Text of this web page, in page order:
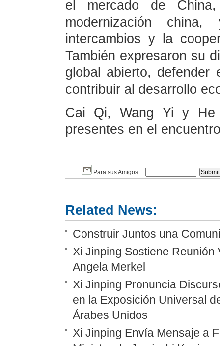
el mercado de
modernización
intercambios y la
También expresaron su
global abierto, defender
contribuir al desarrollo
Cai Qi, Wang Yi y He
presentes en el
Para sus Amigos
Related News:
Construir Juntos una
Xi Jinping Sostiene Reunión
Angela Merkel
Xi Jinping Pronuncia
en la Exposición Universal
Árabes Unidos
Xi Jinping Envía Mensaje a